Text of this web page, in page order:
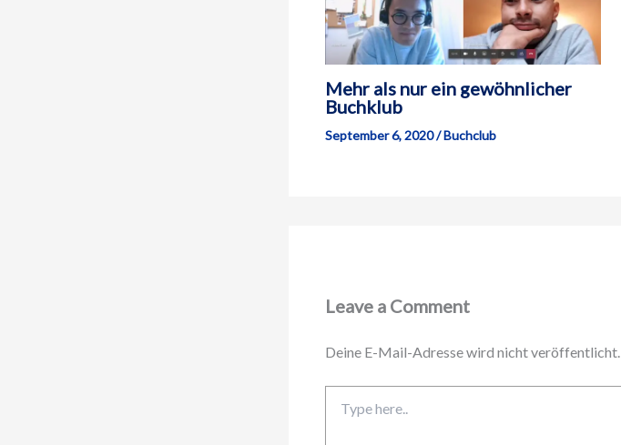
Mehr als nur ein gewöhnlicher
Buchklub
September 6, 2020/Buchclub
Leave a Comment
Deine E-Mail-Adresse wird nicht veröffentlicht.
here..